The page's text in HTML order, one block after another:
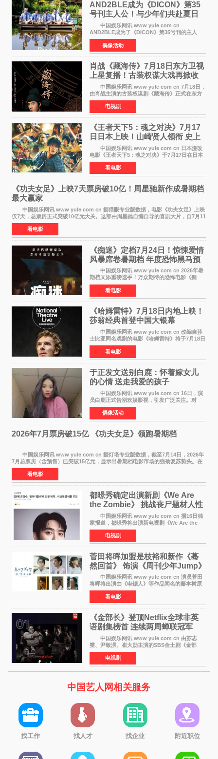
AND2BLE成为《DICON》第35
号刊主人公！与少年们共赴夏日
之约
中国娱乐网讯 www yule com cn
AND2BLE成为了《DICON》第35号刊的主人
公，本期标题为And The Summer。作为出道后
首次担任杂志画报主角的完整体，AND2BLE用清
澈的少年感与全新的夏天相遇了
偶像活动
肖战《藏海传》7月18日东方卫视
上星复播！古装权谋大戏再掀收
视热潮
中国娱乐网讯 www yule com cn 7月18日，
由肖战主演的古装权谋剧《藏海传》正式在东方
卫视上星复播，引发广泛关注。该剧此前已在网
络平台播出，凭借精良制作和紧凑剧情收获不俗
口碑，此次上
电视剧
《王者天下5：魂之对决》7月17
日日本上映！山崎贤人领衔 史上
最大“函谷关防卫战”
中国娱乐网讯 www yule com cn 日本漫改
电影《王者天下5：魂之对决》于7月17日在日本
全国上映。这部由佐藤信介执导、山崎贤人主演
的历史动作片，改编自原泰久同名人气漫画，继
续讲述信和漂
看电影
《功夫女足》上映7天票房破10亿！周星驰新作成暑期档
最大赢家
中国娱乐网讯 www yule com cn 据猫眼专业版数据，电影《功夫女足》上映
仅7天，总票房正式突破10亿元大关。这部由周星驰自编自导的喜剧大片，自7月11
日公映以来便展现出惊人的市场统治力。
看电影
《痴迷》定档7月24日！惊悚爱情
风暴席卷暑期档 年度恐怖黑马预
中国娱乐网讯 www yule com cn 2026年暑
期档又添重磅选手！万众期待的恐怖电影《痴
迷》今日正式官宣定档，将于7月24日登陆内地各
大院线。这部被业内专家誉为新世代爆款恐怖电
影的作品，将为
看电影
《哈姆雷特》7月18日内地上映！
莎翁经典首登中国大银幕
中国娱乐网讯 www yule com cn 改编自莎
士比亚同名戏剧的电影《哈姆雷特》将于7月18日
在中国内地上映。这部跨越四百年的文学经典被
搬上大银幕，为观众带来一场视觉与听觉的双重
盛宴。 《
看电影
于正发文送别白鹿：怀着嫁女儿
的心情 送走我爱的孩子
中国娱乐网讯 www yule com cn 16日，演
员白鹿正式告别欢娱影视，引发广泛关注。对
此，欢娱影视创始人于正在社交平台发文回应，
字里行间流露不舍与祝福。 于正透露，以前
每次有演员到期不
偶像活动
2026年7月票房破15亿 《功夫女足》领跑暑期档
中国娱乐网讯 www yule com cn 据灯塔专业版数据，截至7月14日，2026年
7月总票房（含预售）已突破15亿元，显示出暑期档电影市场的强劲复苏势头。在
众多上映影片中，《功夫女足》《小黄人与大
看电影
都暻秀确定出演新剧《We Are
the Zombie》 挑战丧尸题材人性
喜剧
中国娱乐网讯 www yule com cn 据16日独
家报道，都暻秀将出演新电视剧《We Are the
Zombie》，在剧中饰演主演金仁钟一角，挑战与
以往丧尸题材截然不同的人性喜剧。 新剧
《We Are t
电视剧
菅田将晖加盟是枝裕和新作《蓦
然回首》 饰演《周刊少年Jump》
编辑
中国娱乐网讯 www yule com cn 演员菅田
将晖将出演由《电锯人》等作品闻名的藤本树原
作漫画改编的电影《蓦然回首》（是枝裕和导
演）。菅田饰演的角色是初中时代两位主人公带
着完成的作品前去
看电影
《金部长》登顶Netflix全球非英
语剧集榜首 连续两周蝉联冠军
中国娱乐网讯 www yule com cn 由苏志
燮、尹敬淏、崔大勋主演的SBS金土剧《金部
长》持续席卷全球，收获海内外观众热烈反
响。 15日，据Netflix官方排行榜网站Tudum
公布的数据，SBS金土剧《
电视剧
中国艺人网相关服务
找工作 找人才 找企业 附近职位